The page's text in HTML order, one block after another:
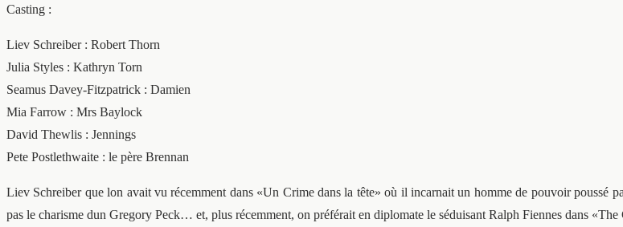
Casting :
Liev Schreiber : Robert Thorn
Julia Styles : Kathryn Torn
Seamus Davey-Fitzpatrick : Damien
Mia Farrow : Mrs Baylock
David Thewlis : Jennings
Pete Postlethwaite : le père Brennan
Liev Schreiber que lon avait vu récemment dans «Un Crime dans la tête» où il incarnait un homme de pouvoir poussé
pas le charisme dun Gregory Peck… et, plus récemment, on préférait en diplomate le séduisant Ralph Fiennes dans «The